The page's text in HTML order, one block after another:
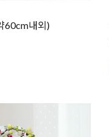
60cm내외)